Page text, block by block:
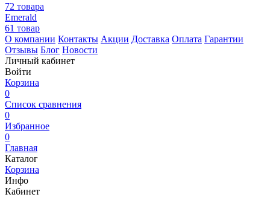
72 товара
Emerald
61 товар
О компании Контакты Акции Доставка Оплата Гарантии
Отзывы Блог Новости
Личный кабинет
Войти
Корзина
0
Список сравнения
0
Избранное
0
Главная
Каталог
Корзина
Инфо
Кабинет